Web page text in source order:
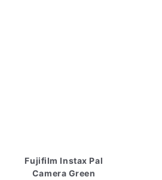
Fujifilm Instax Pal
Camera Green